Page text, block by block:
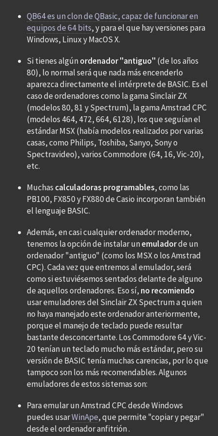
QB64 es un clon de QBasic, capaz de funcionar en
equipos de 64 bits, y para el que hay versiones para
Windows, Linux y MacOS X.
Si tienes algúnordenador "antiguo" (de los años
80), lo normal será que nada más encenderlo
aparezca directamente el intérprete de BASIC. Es el
caso de ordenadores como la gama Sinclair ZX
(modelos 80, 81 y Spectrum), la gama Amstrad CPC
(modelos 464, 472, 664, 6128), los que seguían el
estándar MSX (había modelos realizados por varias
casas, como Philips, Toshiba, Sanyo, Sony o
Spectravideo), varios Commodore (64, 16, Vic-20),
etc.
Muchas calculadoras programables, como las
PB100, FX850 y FX880 de Casio incorporan también
el lenguaje BASIC.
Además, en casi cualquier ordenador moderno,
tenemos la opción de instalar unemuladorde un
ordenador "antiguo" (como los MSX o los Amstrad
CPC). Cada vez que entremos al emulador, será
como si estuviésemos sentados delante de alguno
de aquellos ordenadores. Eso sí, no recomiendo
usar emuladores del Sinclair ZX Spectrum a quien
no haya manejado este ordenador anteriormente,
porque el manejo de teclado puede resultar
bastante desconcertante. Los Commodore 64 y Vic-
20 tenían un teclado mucho más estándar, pero su
versión de BASIC tenía muchas carencias, por lo que
tampoco son los más recomendables. Algunos
emuladores de estos sistemas son:
Para emular un Amstrad CPC desde Windows
puedes usarWinApe, que permite "copiar y pegar"
desde el ordenador anfitrión .